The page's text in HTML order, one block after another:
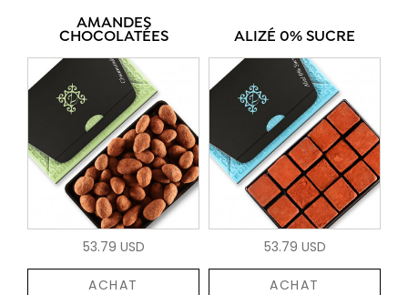
AMANDES
CHOCOLATÉES
53.79 USD
ACHAT
ALIZÉ 0% SUCRE
53.79 USD
ACHAT